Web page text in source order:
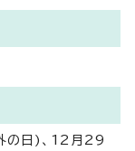
の日)、12月29